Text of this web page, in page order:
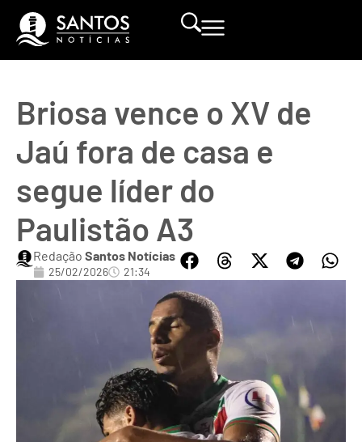
Briosa vence o XV de
Jaú fora de casa e
segue líder do
Paulistão A3
Redação Santos Notícias
25/02/2026 21:34